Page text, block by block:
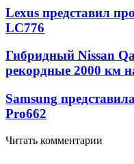
Lexus представил
LC776
Гибридный Nissan
рекордные 2000 км
Samsung
Pro662
Читать комментарии